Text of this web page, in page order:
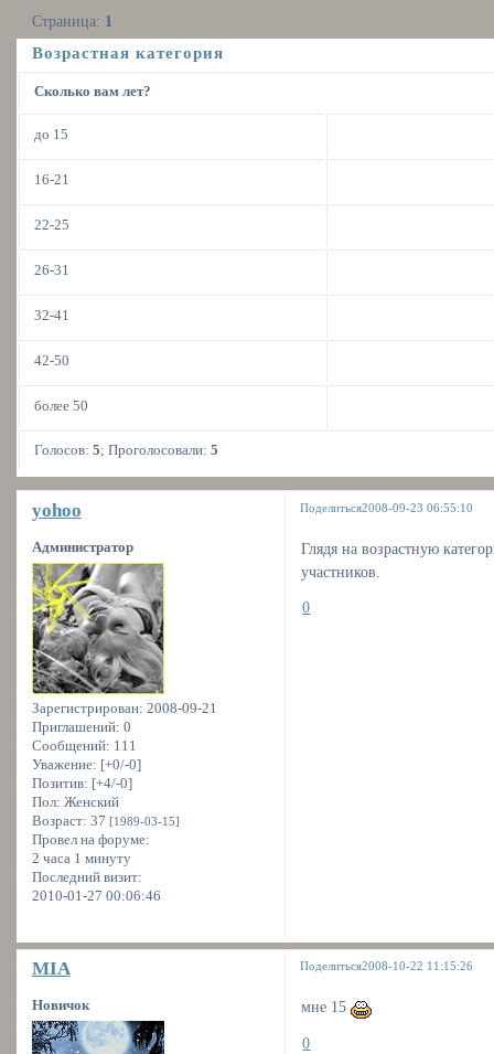
Возрастная категория
Страница: 1
Сколько вам лет?
до 15
16-21
22-25
26-31
32-41
42-50
более 50
Голосов: 5; Проголосовали: 5
Поделиться2008-09-23 06:55:10
yohoo
Администратор
Зарегистрирован: 2008-09-21
Приглашений: 0
Сообщений: 111
Уважение: [+0/-0]
Позитив: [+4/-0]
Пол: Женский
Возраст: 37 [1989-03-15]
Провел на форуме:
2 часа 1 минуту
Последний визит:
2010-01-27 00:06:46
Глядя на возрастную
участников.
0
Поделиться2008-10-22 11:15:26
MIA
Новичок мне 15
0